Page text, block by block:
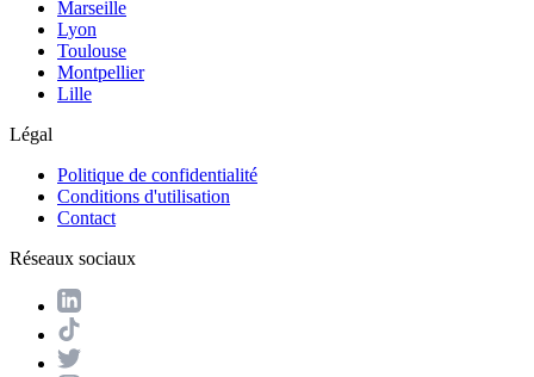
Marseille
Lyon
Toulouse
Montpellier
Lille
Légal
Politique de confidentialité
Conditions d'utilisation
Contact
Réseaux sociaux